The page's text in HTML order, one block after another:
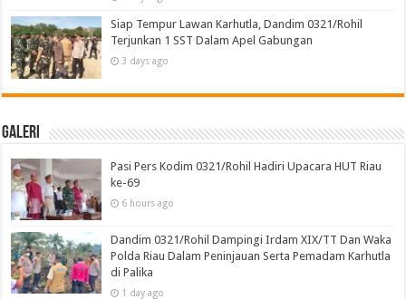
Siap Tempur Lawan Karhutla, Dandim 0321/Rohil
Terjunkan 1 SST Dalam Apel Gabungan
3 days ago
Galeri
Pasi Pers Kodim 0321/Rohil Hadiri Upacara HUT Riau
ke-69
6 hours ago
Dandim 0321/Rohil Dampingi Irdam XIX/TT Dan Waka
Polda Riau Dalam Peninjauan Serta Pemadam Karhutla
di Palika
1 day ago